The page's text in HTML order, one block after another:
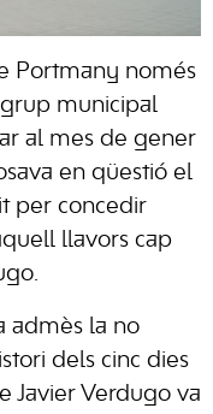
Portmany només
municipal
al mes de gener
en qüestió el
per concedir
llavors cap
admès la no
dels cinc dies
Javier Verdugo va